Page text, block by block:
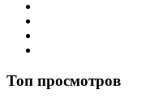
Топ просмотров